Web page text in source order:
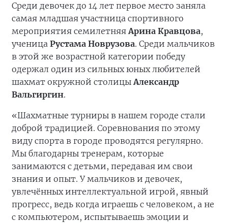
Среди девочек до 14 лет первое место заняла
самая младшая участница спортивного
мероприятия семилетняяАрина Кравцова,
ученица Рустама Новрузова. Среди мальчиков
в этой же возрастной категории победу
одержал один из сильных юных любителей
шахмат окружной столицыАлександр
Вальгиргин.
«Шахматные турниры в нашем городе стали
доброй традицией. Соревнования по этому
виду спорта в городе проводятся регулярно.
Мы благодарны тренерам, которые
занимаются с детьми, передавая им свои
знания и опыт. У мальчиков и девочек,
увлечённых интеллектуальной игрой, явный
прогресс, ведь когда играешь с человеком, а не
с компьютером, испытываешь эмоции и